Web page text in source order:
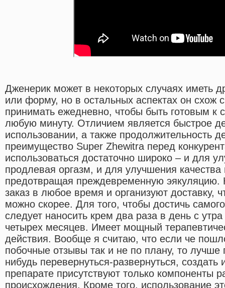
Дженерик может в некоторых случаях иметь
или форму, но в остальных аспектах он схож
принимать ежедневно, чтобы быть готовым к
любую минуту. Отличием является быстрое
использовании, а также продолжительность
преимущество Super Zhewitra перед
использоваться достаточно широко – и для
продлевая оргазм, и для улучшения качества
предотвращая преждевременную эякуляцию.
заказ в любое время и организуют доставку,
можно скорее. Для того, чтобы достичь
следует наносить крем два раза в день с
четырех месяцев. Имеет мощный
действия. Вообще я считаю, что если че
побочные отзывы так и не по плану, то лучше
нибудь перевернуться-развернуться, создать
препарате присутствуют только компоненты
происхождения. Кроме того, использование